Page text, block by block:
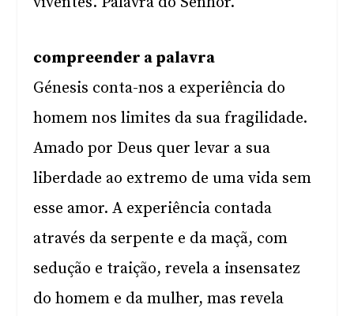
compreender a palavra
Génesis conta-nos a experiência do
homem nos limites da sua fragilidade.
Amado por Deus quer levar a sua
liberdade ao extremo de uma vida sem
esse amor. A experiência contada
através da serpente e da maçã, com
sedução e traição, revela a insensatez
do homem e da mulher, mas revela